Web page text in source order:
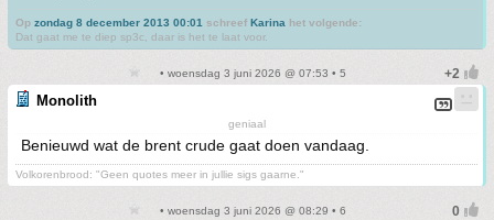
Op zondag 8 december 2013 00:01 schreef Karina het volgende:
Dat gaat me te diep sp3c, daar is het te laat voor.
• woensdag 3 juni 2026 @ 07:53 • 5
Monolith
geniaal
Benieuwd wat de brent crude gaat doen vandaag.
Volkorenbrood: "Geen quotes meer in jullie sigs gaarne."
• woensdag 3 juni 2026 @ 08:29 • 6